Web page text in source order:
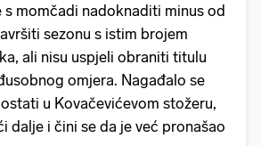
s momčadi nadoknaditi minus od
sezonu s istim brojem
ali nisu uspjeli obraniti titulu
omjera. Nagađalo se
u Kovačevićevom stožeru,
dalje i čini se da je već pronašao